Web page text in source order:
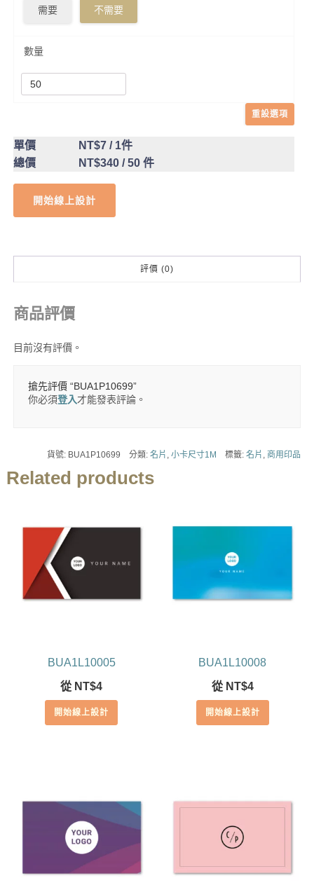
需要 不需要
數量
重設選項
單價 NT$7/ 1件
總價
NT$340/ 50 件
開始線上設計
評價 (0)
商品評價
目前沒有評價。
搶先評價 “BUA1P10699”
你必須登入才能發表評論。
貨號: BUA1P10699 分類:名片 ,小卡尺寸1M 標籤:名片 ,商用印品
Related products
BUA1L10005
從 NT$4
開始線上設計
BUA1L10008
從 NT$4
開始線上設計